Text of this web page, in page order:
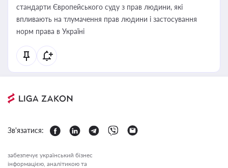
стандарти Європейського суду з прав людини, які
впливають на тлумачення прав людини і застосування
норм права в Україні
Зв'язатися:
забезпечує український бізнес
інформацією, аналітикою та